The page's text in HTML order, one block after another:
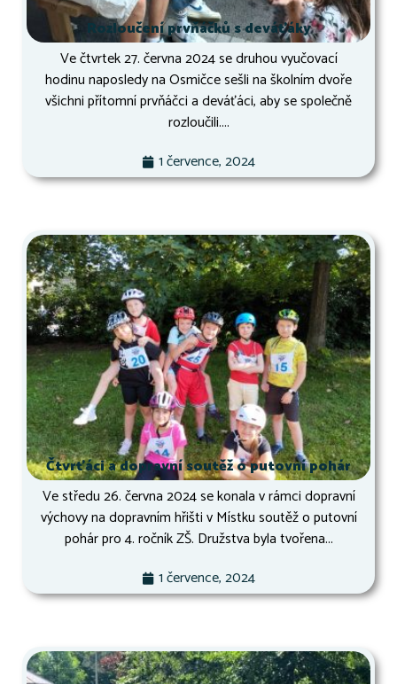
Rozloučení prvňáčků s deváťáky
Ve čtvrtek 27. června 2024 se druhou vyučovací
hodinu naposledy na Osmičce sešli na školním dvoře
všichni přítomní prvňáčci a deváťáci, aby se společně
rozloučili....
1 července, 2024
Čtvrťáci a dopravní soutěž o putovní pohár
Ve středu 26. června 2024 se konala v rámci dopravní
výchovy na dopravním hřišti v Místku soutěž o putovní
pohár pro 4. ročník ZŠ. Družstva byla tvořena...
1 července, 2024